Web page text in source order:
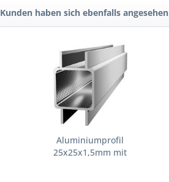
Kunden haben sich ebenfalls angesehen
Aluminiumprofil
25x25x1,5mm mit